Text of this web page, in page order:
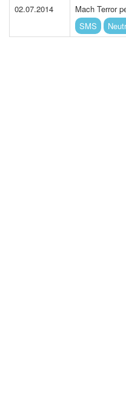
02.07.2014
Mach Terror
SMS